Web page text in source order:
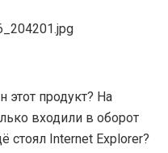
этот продукт? На
входили в оборот
Internet Explorer?